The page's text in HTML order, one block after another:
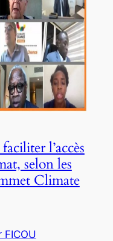
l’accès
selon les
Climate
FICOU